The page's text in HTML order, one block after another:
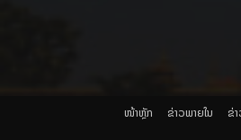
ໜ້າຫຼັກ ຂ່າວພາຍ​ໃນ ຂ່